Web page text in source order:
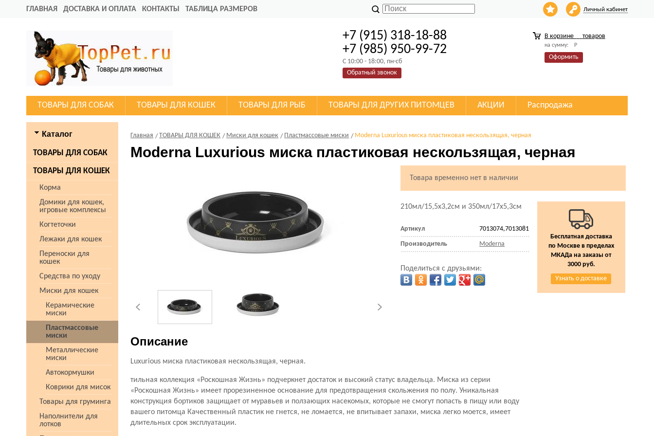
ГЛАВНАЯ ДОСТАВКА И ОПЛАТА КОНТАКТЫ ТАБЛИЦА РАЗМЕРОВ Личный кабинет
+7 (915) 318-18-88
+7 (985) 950-99-72
C 10:00 - 18:00, пн-сб
Обратный звонок
В корзине товаров
на сумму: Р
Оформить
ТОВАРЫ ДЛЯ СОБАК ТОВАРЫ ДЛЯ КОШЕК ТОВАРЫ ДЛЯ РЫБ ТОВАРЫ ДЛЯ ДРУГИХ ПИТОМЦЕВ АКЦИИ Распродажа
Каталог
ТОВАРЫ ДЛЯ СОБАК
ТОВАРЫ ДЛЯ КОШЕК
Корма
Домики для кошек,
игровые комплексы
Когтеточки
Лежаки для кошек
Переноски для
кошек
Средства по уходу
Миски для кошек
Керамические
миски
Пластмассовые
миски
Металлические
миски
Автокормушки
Коврики для мисок
Товары для груминга
Наполнители для
лотков
Главная ТОВАРЫ ДЛЯ КОШЕК Миски для кошек Пластмассовые миски Moderna Luxurious миска пластиковая нескользящая, черная
Moderna Luxurious миска пластиковая нескользящая, черная
Товара временно нет в наличии
210мл/15,5х3,2см и 350мл/17х5,3см
Артикул 7013074,7013081
Производитель Moderna
Поделиться с друзьями:
Описание
Luxurious миска пластиковая нескользящая, черная.
тильная коллекция «Роскошная Жизнь» подчеркнет достаток и высокий статус владельца. Миска из серии
«Роскошная Жизнь» имеет прорезиненное основание для предотвращения скольжения по полу. Уникальная
конструкция бортиков защищает от муравьев и ползающих насекомых, которые не смогут попасть в пищу или воду
вашего питомца Качественный пластик не гнется, не ломается, не впитывает запахи, миска легко моется, имеет
длительных срок эксплуатации.
Бесплатная доставка
по Москве в пределах
МКАДа на заказы от
3000 руб.
Узнать о доставке